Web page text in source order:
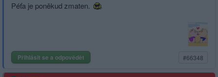
Péťa je poněkud zmaten.
Přihlásit se a odpovědět #66348